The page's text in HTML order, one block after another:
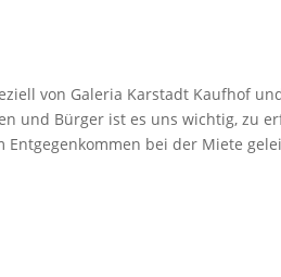
von Galeria Karstadt Kaufhof
und Bürger ist es uns wichtig, zu
bei der Miete